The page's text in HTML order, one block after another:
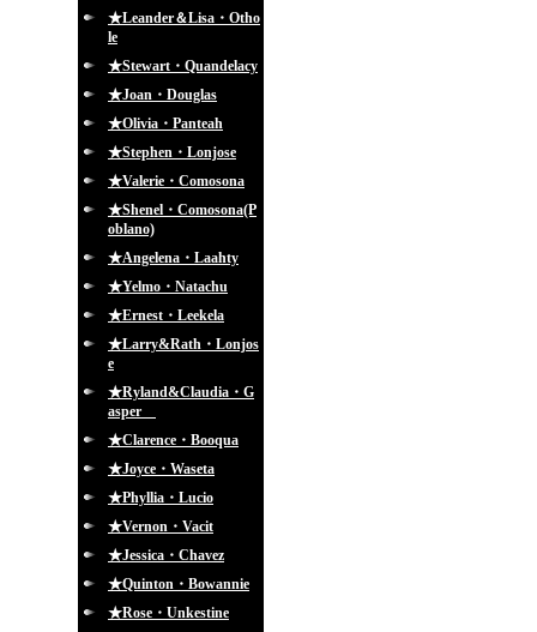
★Leander＆Lisa・Otho
le
★Stewart・Quandelacy
★Joan・Douglas
★Olivia・Panteah
★Stephen・Lonjose
★Valerie・Comosona
★Shenel・Comosona(P
oblano)
★Angelena・Laahty
★Yelmo・Natachu
★Ernest・Leekela
★Larry&Rath・Lonjos
e
★Ryland&Claudia・G
asper
★Clarence・Booqua
★Joyce・Waseta
★Phyllia・Lucio
★Vernon・Vacit
★Jessica・Chavez
★Quinton・Bowannie
★Rose・Unkestine